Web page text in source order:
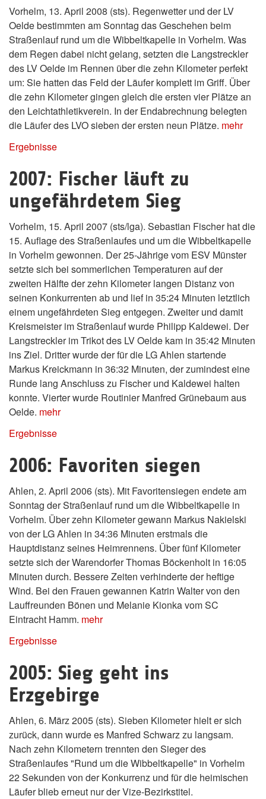
Vorhelm, 13. April 2008 (sts). Regenwetter und der LV
Oelde bestimmten am Sonntag das Geschehen beim
Straßenlauf rund um die Wibbeltkapelle in Vorhelm. Was
dem Regen dabei nicht gelang, setzten die Langstreckler
des LV Oelde im Rennen über die zehn Kilometer perfekt
um: Sie hatten das Feld der Läufer komplett im Griff. Über
die zehn Kilometer gingen gleich die ersten vier Plätze an
den Leichtathletikverein. In der Endabrechnung belegten
die Läufer des LVO sieben der ersten neun Plätze. mehr
Ergebnisse
2007: Fischer läuft zu
ungefährdetem Sieg
Vorhelm, 15. April 2007 (sts/lga). Sebastian Fischer hat die
15. Auflage des Straßenlaufes und um die Wibbeltkapelle
in Vorhelm gewonnen. Der 25-Jährige vom ESV Münster
setzte sich bei sommerlichen Temperaturen auf der
zweiten Hälfte der zehn Kilometer langen Distanz von
seinen Konkurrenten ab und lief in 35:24 Minuten letztlich
einem ungefährdeten Sieg entgegen. Zweiter und damit
Kreismeister im Straßenlauf wurde Philipp Kaldewei. Der
Langstreckler im Trikot des LV Oelde kam in 35:42 Minuten
ins Ziel. Dritter wurde der für die LG Ahlen startende
Markus Kreickmann in 36:32 Minuten, der zumindest eine
Runde lang Anschluss zu Fischer und Kaldewei halten
konnte. Vierter wurde Routinier Manfred Grünebaum aus
Oelde. mehr
Ergebnisse
2006: Favoriten siegen
Ahlen, 2. April 2006 (sts). Mit Favoritensiegen endete am
Sonntag der Straßenlauf rund um die Wibbeltkapelle in
Vorhelm. Über zehn Kilometer gewann Markus Nakielski
von der LG Ahlen in 34:36 Minuten erstmals die
Hauptdistanz seines Heimrennens. Über fünf Kilometer
setzte sich der Warendorfer Thomas Böckenholt in 16:05
Minuten durch. Bessere Zeiten verhinderte der heftige
Wind. Bei den Frauen gewannen Katrin Walter von den
Lauffreunden Bönen und Melanie Kionka vom SC
Eintracht Hamm. mehr
Ergebnisse
2005: Sieg geht ins
Erzgebirge
Ahlen, 6. März 2005 (sts). Sieben Kilometer hielt er sich
zurück, dann wurde es Manfred Schwarz zu langsam.
Nach zehn Kilometern trennten den Sieger des
Straßenlaufes "Rund um die Wibbeltkapelle" in Vorhelm
22 Sekunden von der Konkurrenz und für die heimischen
Läufer blieb erneut nur der Vize-Bezirkstitel.